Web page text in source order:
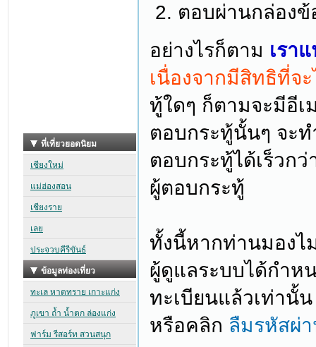
ตอบผ่านกล่องข้
อย่างไรก็ตาม เรา
เนื่องจากมีสิทธิที่จ
ทู้ใดๆ ก็ตามจะมีอีเ
ตอบกระทู้นั้นๆ จะ
ตอบกระทู้ได้เร็วก
ผู้ตอบกระทู้
ทั้งนี้หากท่านมองไ
ผู้ดูแลระบบได้กำห
ทะเบียนแล้วเท่านั้
หรือคลิก ลืมรหัสผ่